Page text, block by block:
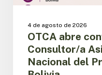
4 de agosto de 2026
OTCA abre
Consultor/a
Nacional del